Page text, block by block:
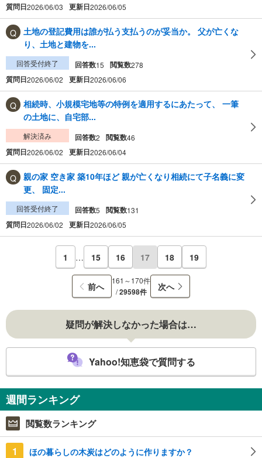
質問日2026/06/03 更新日2026/06/05
土地の登記費用は誰が払う支払うのが妥当か。 父が亡くな
り、土地と建物を...
回答受付終了 回答数15 閲覧数278
質問日2026/06/02 更新日2026/06/06
相続時、小規模宅地等の特例を適用するにあたって、 一筆
の土地に、自宅部...
解決済み 回答数2 閲覧数46
質問日2026/06/02 更新日2026/06/04
親の家 空き家 築10年ほど 親が亡くなり相続にて子名義に変
更、 固定...
回答受付終了 回答数5 閲覧数131
質問日2026/06/02 更新日2026/06/05
1 … 15 16 17 18 19
前へ
161～170件
/29598件 次へ
疑問が解決しなかった場合は…
Yahoo!知恵袋で質問する
週間ランキング
閲覧数ランキング
1 ほの暮らしの木炭はどのように作りますか？